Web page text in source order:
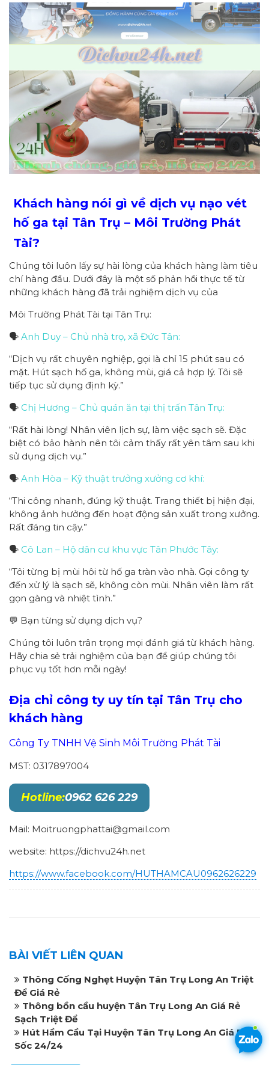
Khách hàng nói gì về dịch vụ nạo vét
hố ga tại Tân Trụ – Môi Trường Phát
Tài?
Chúng tôi luôn lấy sự hài lòng của khách hàng làm tiêu
chí hàng đầu. Dưới đây là một số phản hồi thực tế từ
những khách hàng đã trải nghiệm dịch vụ của
Môi Trường Phát Tài tại Tân Trụ:
🗣️ Anh Duy – Chủ nhà trọ, xã Đức Tân:
“Dịch vụ rất chuyên nghiệp, gọi là chỉ 15 phút sau có
mặt. Hút sạch hố ga, không mùi, giá cả hợp lý. Tôi sẽ
tiếp tục sử dụng định kỳ.”
🗣️ Chị Hương – Chủ quán ăn tại thị trấn Tân Trụ:
“Rất hài lòng! Nhân viên lịch sự, làm việc sạch sẽ. Đặc
biệt có bảo hành nên tôi cảm thấy rất yên tâm sau khi
sử dụng dịch vụ.”
🗣️ Anh Hòa – Kỹ thuật trưởng xưởng cơ khí:
“Thi công nhanh, đúng kỹ thuật. Trang thiết bị hiện đại,
không ảnh hưởng đến hoạt động sản xuất trong xưởng.
Rất đáng tin cậy.”
🗣️ Cô Lan – Hộ dân cư khu vực Tân Phước Tây:
“Tôi từng bị mùi hôi từ hố ga tràn vào nhà. Gọi công ty
đến xử lý là sạch sẽ, không còn mùi. Nhân viên làm rất
gọn gàng và nhiệt tình.”
💬 Bạn từng sử dụng dịch vụ?
Chúng tôi luôn trân trọng mọi đánh giá từ khách hàng.
Hãy chia sẻ trải nghiệm của bạn để giúp chúng tôi
phục vụ tốt hơn mỗi ngày!
Địa chỉ công ty uy tín tại Tân Trụ cho
khách hàng
Công Ty TNHH Vệ Sinh Môi Trường Phát Tài
MST: 0317897004
Hotline:0962 626 229
Mail: Moitruongphattai@gmail.com
website: https://dichvu24h.net
https://www.facebook.com/HUTHAMCAU0962626229
BÀI VIẾT LIÊN QUAN
Thông Cống Nghẹt Huyện Tân Trụ Long An Triệt
Để Giá Rẻ
Thông bồn cầu huyện Tân Trụ Long An Giá Rẻ
Sạch Triệt Để
Hút Hầm Cầu Tại Huyện Tân Trụ Long An Giá Rẻ
Sốc 24/24